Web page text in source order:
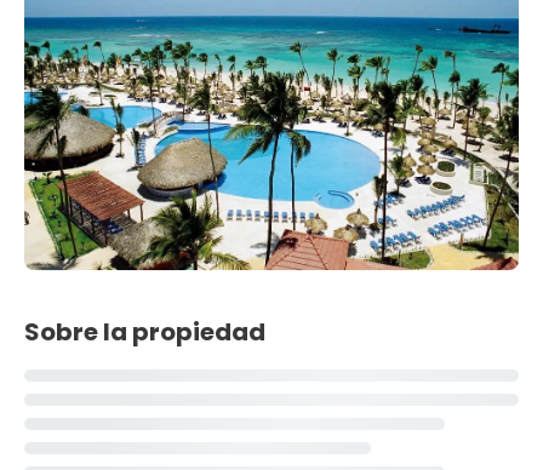
Sobre la propiedad